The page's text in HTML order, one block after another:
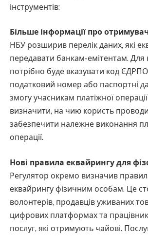
інструментів:
Більше інформації про
НБУ розширив перелік даних, які
передавати банкам-емітентам. Для
потрібно буде вказувати код
податковий номер або паспортні
змогу учасникам платіжної
визначити, на чию користь
забезпечити належне виконання
операції.
Нові правила еквайрингу для
Регулятор окремо визначив
еквайрингу фізичним особам. Це
волонтерів, продавців уживаних
цифрових платформах та
послуг, які отримують чайові.